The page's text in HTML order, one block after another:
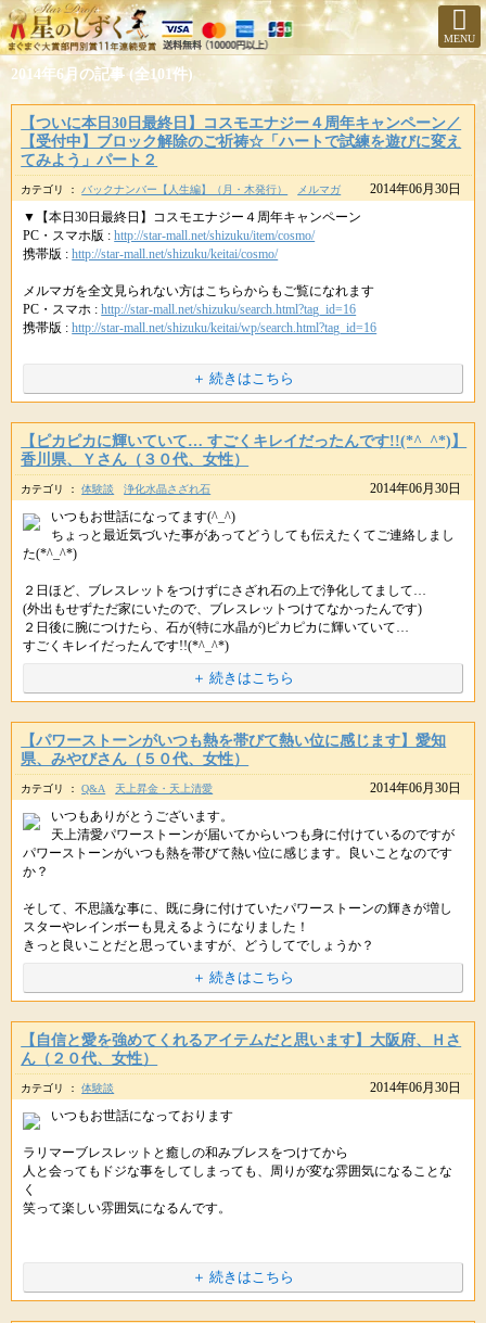
MENU
2014年6月の記事 (全101件)
【ついに本日30日最終日】コスモエナジー４周年キャンペーン／
【受付中】ブロック解除のご祈祷☆「ハートで試練を遊びに変え
てみよう」パート２
カテゴリ ： バックナンバー【人生編】（月・木発行） メルマガ
2014年06月30日
▼【本日30日最終日】コスモエナジー４周年キャンペーン
PC・スマホ版 :http://star-mall.net/shizuku/item/cosmo/
携帯版 :http://star-mall.net/shizuku/keitai/cosmo/
メルマガを全文見られない方はこちらからもご覧になれます
PC・スマホ :http://star-mall.net/shizuku/search.html?tag_id=16
携帯版 :http://star-mall.net/shizuku/keitai/wp/search.html?tag_id=16
＼祝 まぐまぐ殿堂入りメルマガ／
【月・木配信】 恋も仕事もうまくいく
魔法の金運・恋愛運アップの秘密 no.523
★〓★〓★〓★〓★〓★〓★〓★〓★
みなさん、お元気ですか？
星のしずくです(*´▽｀*)ﾉ
明日から７月になります。
早いもので今年の折り返し地点になりましたが
あなたの身近に
「あの人は何をやっても成功する感じがする」
という人はいませんか？
何をやっても上手くいく人はある共通点があるのです。
前回に続き、第二弾をご紹介します。
（編集後記につづく）
■【ついに本日(30日)まで】コスモエナジー４周年キャンペーン
ついに本日(30日)で終了となります。(*u_u*)ﾍﾟｺ
おかげさまで、たくさんの方からお申し込みいただき
何とかプレゼントの数も確保できそうですので
＋ 続きはこちら
【ピカピカに輝いていて… すごくキレイだったんです!!(*^_^*)】
香川県、Ｙさん（３０代、女性）
カテゴリ ：体験談 浄化水晶さざれ石
2014年06月30日
いつもお世話になってます(^_^)
ちょっと最近気づいた事があってどうしても伝えたくてご連絡しまし
た(*^_^*)
２日ほど、ブレスレットをつけずにさざれ石の上で浄化してまして…
(外出もせずただ家にいたので、ブレスレットつけてなかったんです)
２日後に腕につけたら、石が(特に水晶が)ピカピカに輝いていて…
すごくキレイだったんです!!(*^_^*)
と感心してたんですけど、私が腕に着けて２時間で水晶がくもりました(T-
T)
私の中の邪気はどれ程のもんなんだ!?(T-T)
とちょっとショックをうけましたが…
ピカピカに輝いてたのが嬉しくてご連絡してしまいました(^_^;)
本当にちょっとの事ですみません(=_=;)
星のしずくより
++++
ストーンがピカピカに輝いていたのですね。
浄化されて、ストーンもスッキリ気持ちよくなっていたのでしょう。
ぜひまたお時間があるときは、ブレスレットを
ゆっくり休ませてあげてくださいね。(o'ヮ'o)
そして、２時間ほどで水晶が曇ったと言うことですが
Ｙさんの邪気を吸い取ってくれていますので大丈夫ですよ。
きっとストーンたちも
ぜひこれからも、浄化を楽しみながら
＋ 続きはこちら
【パワーストーンがいつも熱を帯びて熱い位に感じます】愛知
県、みやびさん（５０代、女性）
カテゴリ ：Q&A 天上昇金・天上清愛
2014年06月30日
いつもありがとうございます。
天上清愛パワーストーンが届いてからいつも身に付けているのですが
パワーストーンがいつも熱を帯びて熱い位に感じます。良いことなのです
か？
そして、不思議な事に、既に身に付けていたパワーストーンの輝きが増し
スターやレインボーも見えるようになりました！
きっと良いことだと思っていますが、どうしてでしょうか？
++++
星のしずくより
++++
こんばんは。
星のしずくです。(*'∀`*)
ストーンに触れると、いつも熱く感じられるということですね。
これは、持ち主の方をお守りしていますよ、というメッセージを
ストーンが発しているためですので、大丈夫ですよ。
そして、ストーンが輝きを増したり
レインボーが見えたり、というのは
＋ 続きはこちら
【自信と愛を強めてくれるアイテムだと思います】大阪府、Ｈさ
ん（２０代、女性）
カテゴリ ：体験談
2014年06月30日
いつもお世話になっております
ラリマーブレスレットと癒しの和みブレスをつけてから
人と会ってもドジな事をしてしまっても、周りが変な雰囲気になることな
く
笑って楽しい雰囲気になるんです。
昔の私なら相手の機嫌をとったり、褒めたりベタベタしてしまうような人
間でした。
＋ 続きはこちら